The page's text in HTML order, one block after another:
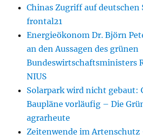
Chinas Zugriff auf deutschen
frontal21
Energieökonom Dr. Björn
an den Aussagen des grünen
Bundeswirtschaftsministers
NIUS
Solarpark wird nicht gebaut:
Baupläne vorläufig – Die
agrarheute
Zeitenwende im